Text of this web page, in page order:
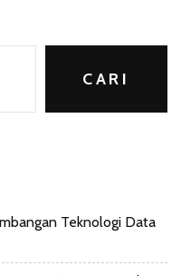
CARI
Teknologi Data